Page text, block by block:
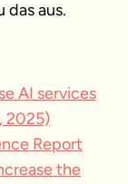
aus.
AI services
2025)
Report
the